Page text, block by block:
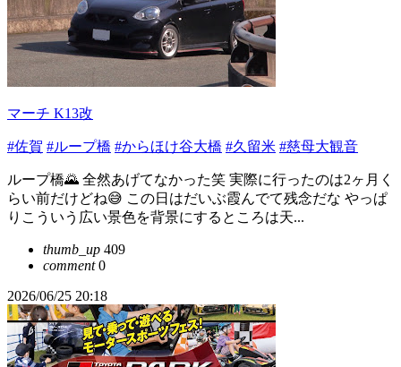
マーチ K13改
#佐賀 #ループ橋 #からほけ谷大橋 #久留米 #慈母大観音
ループ橋🌄 全然あげてなかった笑 実際に行ったのは2ヶ月く
らい前だけどね😅 この日はだいぶ霞んでて残念だな やっぱ
りこういう広い景色を背景にするところは天...
thumb_up 409
comment0
2026/06/25 20:18